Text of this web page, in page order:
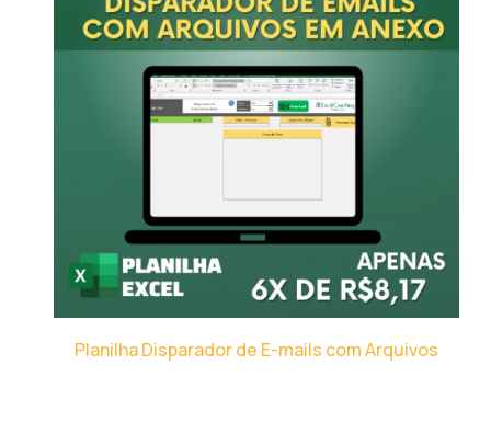
Planilha Disparador de E-mails com Arquivos